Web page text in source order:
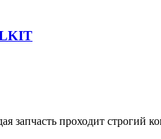
проходит строгий